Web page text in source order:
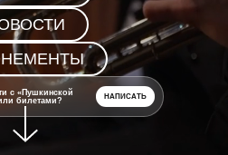
с «Пушкинской
билетами?
НАПИСАТЬ